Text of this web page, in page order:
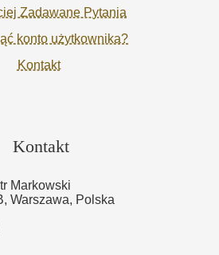
Zadawane Pytania
konto użytkownika?
Kontakt
Kontakt
Markowski
Warszawa, Polska